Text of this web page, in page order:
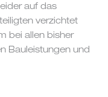
auf das
verzichtet
bei allen bisher
Bauleistungen und